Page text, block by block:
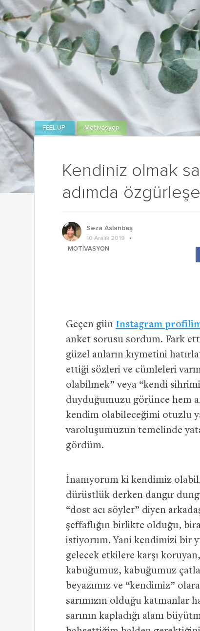
Kendiniz olmak
adımda
FEEL UP Motivasyon
Seza Aslanbaş
10 Aralık 2019
MOTIVASYON
Geçen gün Instagram
anket sorusu sordum. Fark
güzel anların kıymetini
ettiği sözleri ve cümleleri
olabilmek” veya “kendi
duyduğumuzu görünce hem
kendim olabileceğimi otuzlu
varoluşumuzun temelinde
gördüm.
İnanıyorum ki kendimiz
dürüstlük derken dangır
“dost acı söyler” diyen
şeffaflığın birlikte olduğu,
istiyorum. Yani kendimizi bir
gelecek etkilere karşı
kabuğumuz, kabuğumuz
beyazımız ve “kendimiz”
sarımızın olduğu katmanlar
sarının kapladığı alanı